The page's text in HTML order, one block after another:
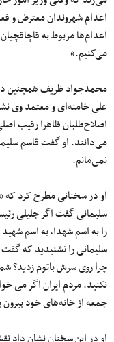
اعدام شهروندان معترض و
اعدام‌ها مربوط به
می‌کنیم.»
محمدجواد ظریف همچنین
علی خامنه‌ای و معتمد وی
اصلاح‌طلبان ظاهرا رقیب
می‌دانند. او گفت قاسم
نمی‌مانم.
او در سخنانی مطرح کرد که
سلیمانی گفت اگر جلیلی
را به اسم شهدا، به اسم
سلیمانی را نشنیدید که
چرا روی سرش باتوم زدید؟
نکنید. مردم ایران اگر می
جمعه از خانه‌های خود بیرون
او در این سخنان نشان داد